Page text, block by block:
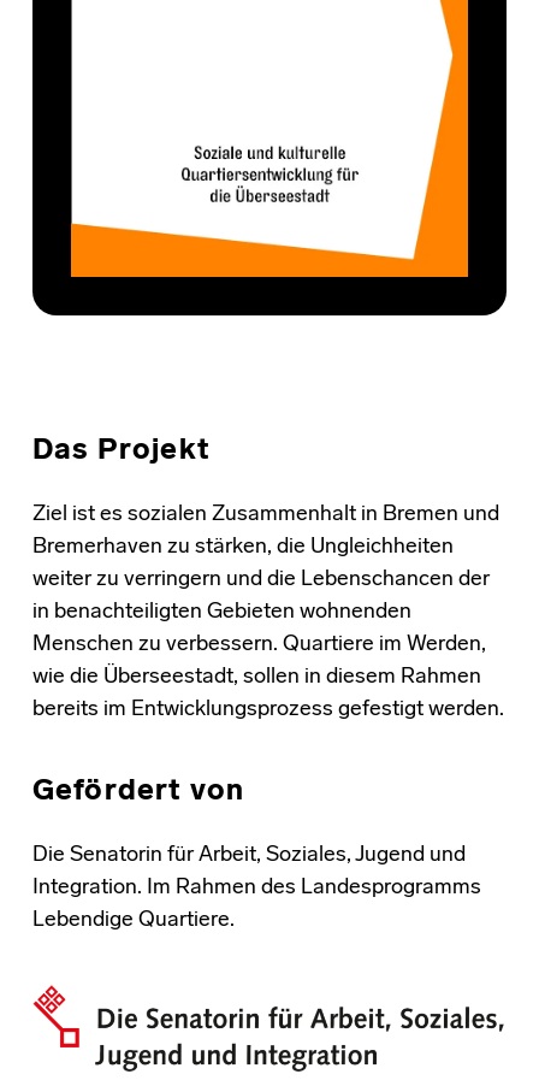
Das Projekt
Ziel ist es sozialen Zusammenhalt in Bremen und
Bremerhaven zu stärken, die Ungleichheiten
weiter zu verringern und die Lebenschancen der
in benachteiligten Gebieten wohnenden
Menschen zu verbessern. Quartiere im Werden,
wie die Überseestadt, sollen in diesem Rahmen
bereits im Entwicklungsprozess gefestigt werden.
Gefördert von
Die Senatorin für Arbeit, Soziales, Jugend und
Integration. Im Rahmen des Landesprogramms
Lebendige Quartiere.